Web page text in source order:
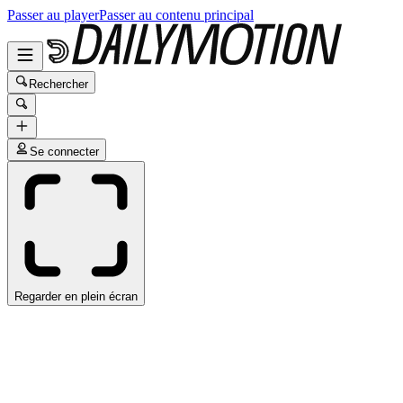
Passer au playerPasser au contenu principal
Rechercher
Se connecter
Regarder en plein écran